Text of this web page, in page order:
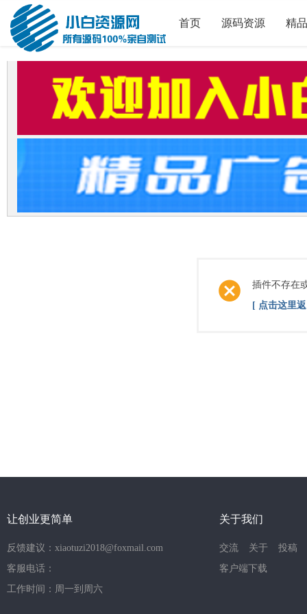
首页 源码资源 精
插件不存在
[ 点击这里
让创业更简单
反馈建议：xiaotuzi2018@foxmail.com
客服电话：
工作时间：周一到周六
关于我们
交流 关于
投稿
客户端下载